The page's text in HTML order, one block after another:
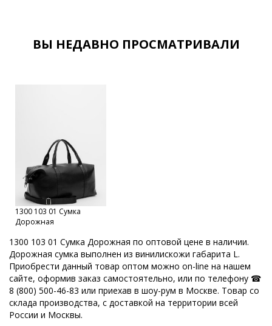
ВЫ НЕДАВНО ПРОСМАТРИВАЛИ
1300 103 01 Сумка
Дорожная
1300 103 01 Сумка Дорожная по оптовой цене в наличии.
Дорожная сумка выполнен из винилискожи габарита L.
Приобрести данный товар оптом можно on-line на нашем
сайте, оформив заказ самостоятельно, или по телефону ☎
8 (800) 500-46-83 или приехав в шоу-рум в Москве. Товар со
склада производства, с доставкой на территории всей
России и Москвы.